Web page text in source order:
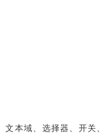
本域、选择器、开关、